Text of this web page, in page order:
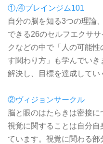
①,④ブレインジム101
自分の脳を知る3つの理論
できる26のセルフエクサ
クなどの中で「人の可能
す関わり方」も学んでい
解決し、目標を達成してい
②ヴィジョンサークル
脳と眼のはたらきは密接
視覚に関することは自分
ています。視覚に関わる